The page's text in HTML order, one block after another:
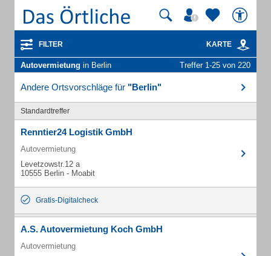
FILTER KARTE
Autovermietung in Berlin Treffer 1-25 von 220
Andere Ortsvorschläge für "Berlin"
Standardtreffer
Renntier24 Logistik GmbH
Autovermietung
Levetzowstr.12 a
10555 Berlin - Moabit
Gratis-Digitalcheck
A.S. Autovermietung Koch GmbH
Autovermietung